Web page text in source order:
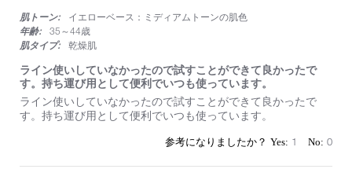
rating
肌トーン:
イエローベース：ミディアムトーンの肌色
年齢:
35～44歳
肌タイプ:
乾燥肌
ライン使いしていなかったので試すことができて良かったで
す。持ち運び用として便利でいつも使っています。
Review
by
2026
review
stating
使
ライン使いしていなかったので試すことができて良かったで
す。持ち運び用として便利でいつも使っています。
1 0